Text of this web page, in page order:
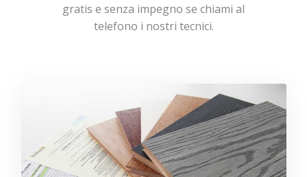
gratis e senza impegno se chiami al
telefono i nostri tecnici.